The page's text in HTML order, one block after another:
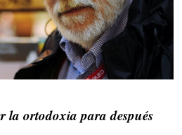
la ortodoxia para después